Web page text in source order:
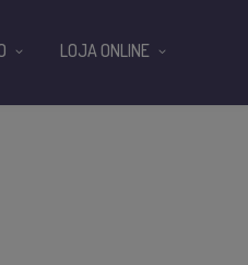
LOJA ONLINE